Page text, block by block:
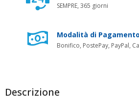
SEMPRE, 365 giorni
Modalità di Pagamento
Bonifico, PostePay, PayPal,
Descrizione